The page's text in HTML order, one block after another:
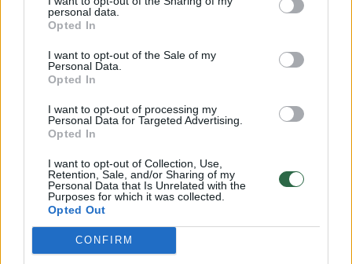
personal data.
Opted In
I want to opt-out of the Sale of my
Personal Data.
Opted In
I want to opt-out of processing my
Personal Data for Targeted Advertising.
Opted In
I want to opt-out of Collection, Use,
Retention, Sale, and/or Sharing of my
Personal Data that Is Unrelated with the
Purposes for which it was collected.
Opted Out
CONFIRM
Prisijunkite prie registruotų vartotojų
bendruomenės ir bendraukite komentaruose!
Prisijungti komentatoriams